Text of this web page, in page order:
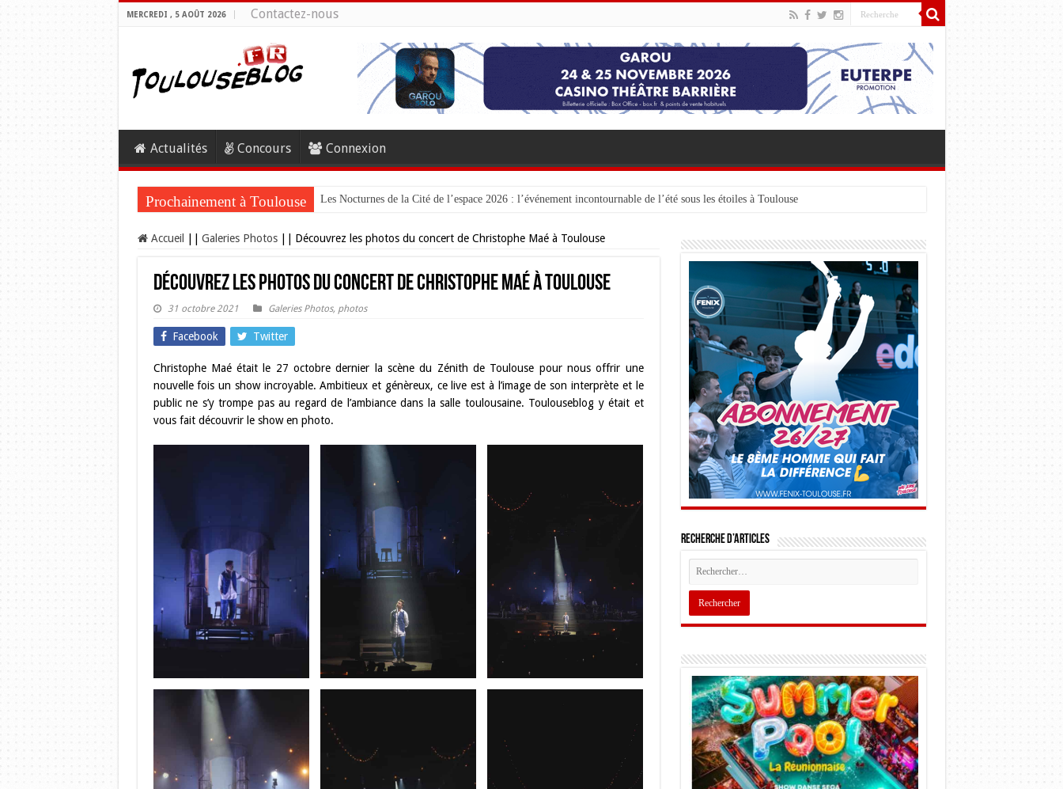
MERCREDI , 5 AOÛT 2026 Contactez-nous
Actualités Concours Connexion
Prochainement à Toulouse Les Nocturnes de la Cité de l’espace 2026 : l’événement incontournable de l’été sous les étoiles à Toulouse
Accueil Galeries Photos Découvrez les photos du concert de Christophe Maé à Toulouse
Découvrez les photos du concert de Christophe Maé à Toulouse
31 octobre 2021 Galeries Photos, photos
Facebook Twitter
Christophe Maé était le 27 octobre dernier la scène du Zénith de Toulouse pour nous offrir une
nouvelle fois un show incroyable. Ambitieux et génèreux, ce live est à l’image de son interprète et le
public ne s’y trompe pas au regard de l’ambiance dans la salle toulousaine. Toulouseblog y était et
vous fait découvrir le show en photo.
Recherche d’articles